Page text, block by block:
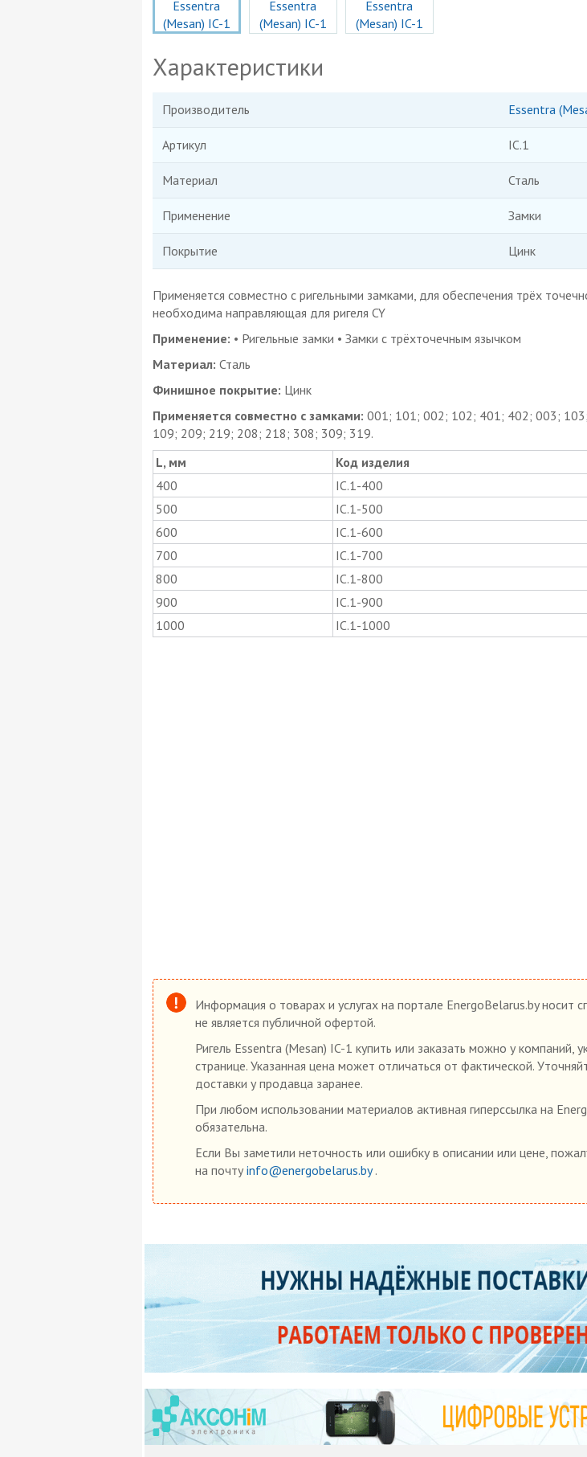
Характеристики
Производитель Essentra
Артикул IC.1
Материал Сталь
Применение Замки
Покрытие Цинк
Применяется совместно с ригельными замками, для обеспечения трёх
необходима направляющая для ригеля CY
Применение: • Ригельные замки • Замки с трёхточечным язычком
Материал: Сталь
Финишное покрытие: Цинк
Применяется совместно с замками: 001; 101; 002; 102; 401; 402; 003;
109; 209; 219; 208; 218; 308; 309; 319.
L, мм
Код изделия
400
IC.1-400
500
IC.1-500
600
IC.1-600
700
IC.1-700
800
IC.1-800
900
IC.1-900
1000
IC.1-1000
Информация о товарах и услугах на портале EnergoBelarus.by носит
не является публичной офертой.
Ригель Essentra (Mesan) IC-1 купить или заказать можно у компаний,
странице. Указанная цена может отличаться от фактической.
доставки у продавца заранее.
При любом использовании материалов активная гиперссылка на
обязательна.
Если Вы заметили неточность или ошибку в описании или цене,
на почту info@energobelarus.by.